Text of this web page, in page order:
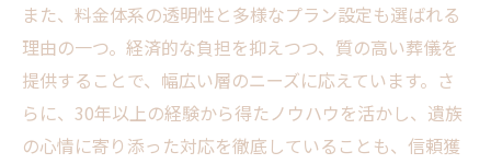
また、料金体系の透明性と多様なプラン設定も選ばれる
理由の一つ。経済的な負担を抑えつつ、質の高い葬儀を
提供することで、幅広い層のニーズに応えています。さ
らに、30年以上の経験から得たノウハウを活かし、遺族
の心情に寄り添った対応を徹底していることも、信頼獲